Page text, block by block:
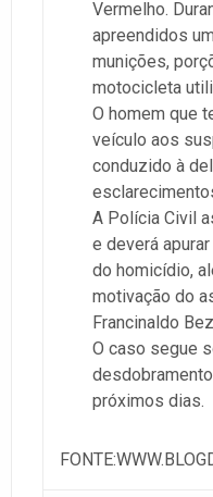
Vermelho.
apreendidos
munições,
motocicleta
O homem que
veículo aos
conduzido à
A Polícia Civil
e deverá
do homicídio,
motivação do
Francinaldo
O caso segue
próximos dias.